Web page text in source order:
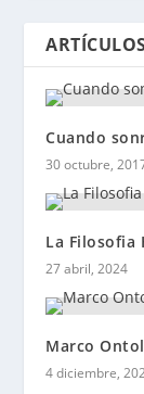
Cuando
30 octubre,
La Filosofia
27 abril, 2024
Marco
4 diciembre,